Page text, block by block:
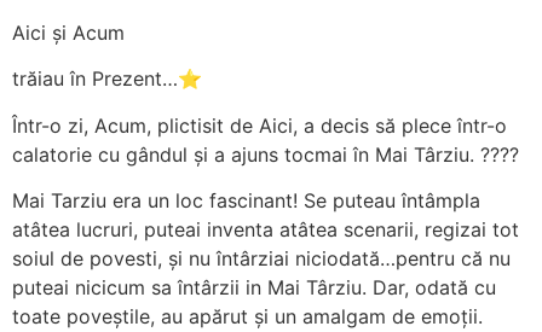
Aici și Acum
trăiau în Prezent…⭐
Într-o zi, Acum, plictisit de Aici, a decis să plece într-o
calatorie cu gândul și a ajuns tocmai în Mai Târziu. ????
Mai Tarziu era un loc fascinant! Se puteau întâmpla
atâtea lucruri, puteai inventa atâtea scenarii, regizai tot
soiul de povesti, și nu întârziai niciodată…pentru că nu
puteai nicicum sa întârzii in Mai Târziu. Dar, odată cu
toate poveștile, au apărut și un amalgam de emoții.